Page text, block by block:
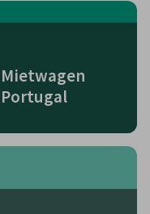
Mietwagen
Portugal